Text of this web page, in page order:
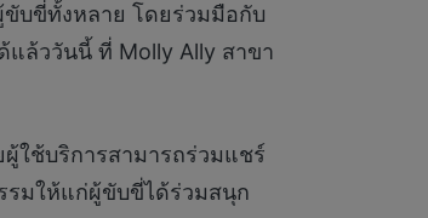
ขับขี่ทั้งหลาย โดยร่วมมือกับ
แล้ววันนี้ ที่ Molly Ally สาขา
ใช้บริการสามารถร่วมแชร์
รมให้แก่ผู้ขับขี่ได้ร่วมสนุก